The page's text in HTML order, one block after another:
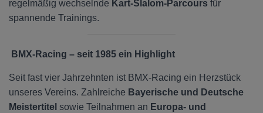
regelmäßig wechselnde Kart-Slalom-Parcours für
spannende Trainings.
BMX-Racing – seit 1985 ein Highlight
Seit fast vier Jahrzehnten ist BMX-Racing ein Herzstück
unseres Vereins. Zahlreiche Bayerische und Deutsche
Meistertitel sowie Teilnahmen an Europa- und